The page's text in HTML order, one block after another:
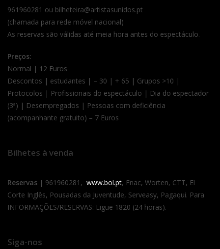
961960281 ou bilheteira@artistasunidos.pt
(chamada para rede móvel nacional)
As reservas são válidas até meia hora antes do espectáculo.
Preços:
Normal | 12 Euros
Descontos | estudantes | – 30 | + 65 | Grupos >10 |
Protocolos | Profissionais do espectáculo | Dia do espectador
(3ª) | Desempregados | Pessoas com deficiência
(acompanhante gratuito) – 7 Euros
Bilhetes à venda
Reservas | 961960281, www.bol.pt, Fnac, Worten, CTT, El
Corte Inglês, Pousadas da Juventude, Serveasy, Pagaqui. Para
INFORMAÇÕES/RESERVAS: Ligue 1820 (24 horas).
Siga-nos